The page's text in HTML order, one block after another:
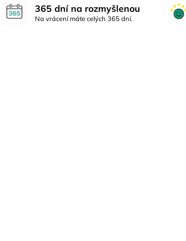
365 dní na rozmyšlenou
Na vrácení máte celých 365 dní.